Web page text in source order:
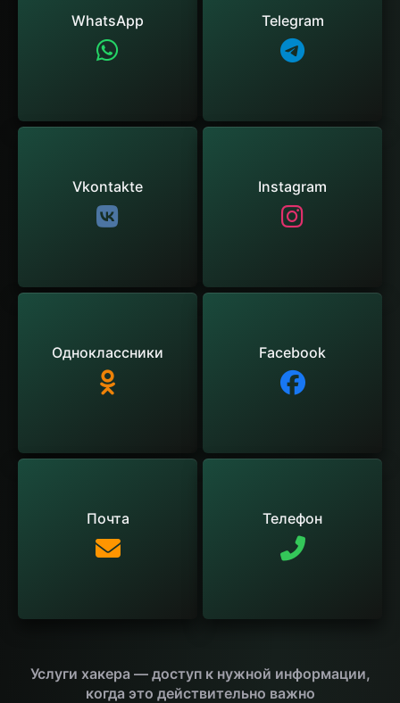
WhatsApp Telegram
Vkontakte Instagram
Одноклассники Facebook
Почта Телефон
Услуги хакера — доступ к нужной информации,
когда это действительно важно